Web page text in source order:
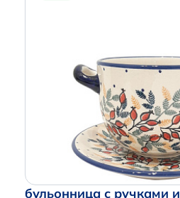
бульонница с ручками и